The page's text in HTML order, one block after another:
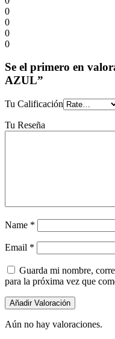
0
0
0
0
Se el primero en
AZUL”
Tu Calificación
Tu Reseña
Name *
Email *
Guarda mi nombre,
para la próxima vez que
Aún no hay valoraciones.